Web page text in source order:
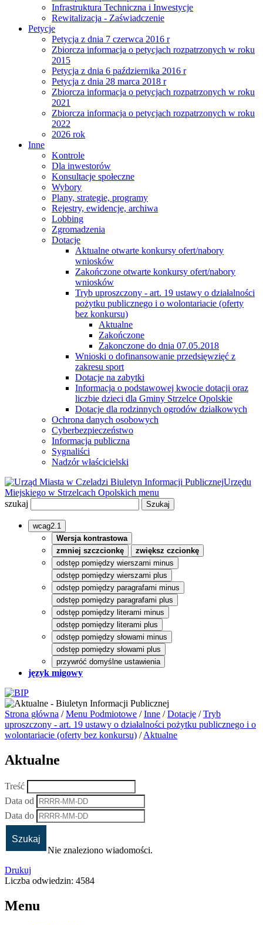
Infrastruktura Techniczna i Inwestycje
Rewitalizacja - Zaświadczenie
Petycje
Petycja z dnia 7 czerwca 2016 r
Zbiorcza informacja o petycjach rozpatrzonych w roku
2015
Petycja z dnia 6 października 2016 r
Petycja z dnia 28 marca 2018 r
Zbiorcza informacja o petycjach rozpatrzonych w roku
2021
Zbiorcza informacja o petycjach rozpatrzonych w roku
2022
2026 rok
Inne
Kontrole
Dla inwestorów
Konsultacje społeczne
Wybory
Plany, strategie, programy
Rejestry, ewidencje, archiwa
Lobbing
Zgromadzenia
Dotacje
Aktualne otwarte konkursy ofert/nabory
wniosków
Zakończone otwarte konkursy ofert/nabory
wniosków
Tryb uproszczony - art. 19 ustawy o działalności
pożytku publicznego i o wolontariacie (oferty
bez konkursu)
Aktualne
Zakończone
Zakonczone do dnia 07.05.2018
Wnioski o dofinansowanie przedsięwzięć z
zakresu sport
Dotacje na zabytki
Informacja o podstawowej kwocie dotacji oraz
liczbie dzieci dla Gminy Strzelce Opolskie
Dotacje dla rodzinnych ogrodów działkowych
Ochrona danych osobowych
Cyberbezpieczeństwo
Informacja publiczna
Sygnaliści
Nadzór właścicielski
Biuletyn Informacji PublicznejUrzędu
Miejskiego w Strzelcach Opolskich menu
szukaj
wcag2.1
Wersja kontrastowa
zmniej szczcionkę
zwiększ czcionkę
odstęp pomiędzy wierszami minus
odstęp pomiędzy wierszami plus
odstęp pomiędzy paragrafami minus
odstęp pomiędzy paragrafami plus
odstęp pomiędzy literami minus
odstęp pomiędzy literami plus
odstęp pomiędzy słowami minus
odstęp pomiędzy słowami plus
przywróć domyślne ustawienia
język migowy
Strona główna /Menu Podmiotowe /Inne /Dotacje /Tryb
uproszczony - art. 19 ustawy o działalności pożytku publicznego i o
wolontariacie (oferty bez konkursu) /Aktualne
Aktualne
Treść
Data od
Data do
Nie znaleziono wiadomości.
Drukuj
Liczba odwiedzin: 4584
Menu